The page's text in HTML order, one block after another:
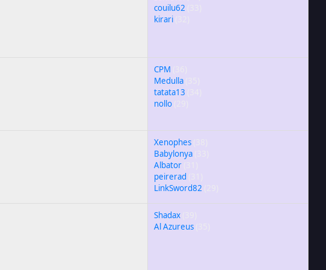
couilu62
kirari
CPM
Medulla
tatata13
nollo
Xenophes
Babylonya
Albator
peirerad
LinkSword82
Shadax
Al Azureus